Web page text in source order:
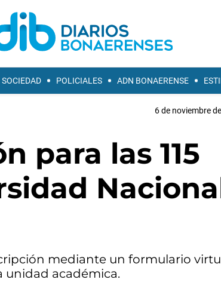
SOCIEDAD POLICIALES ADN BONAERENSE
6 de noviembre
para las 115
mediante un formulario
unidad académica.